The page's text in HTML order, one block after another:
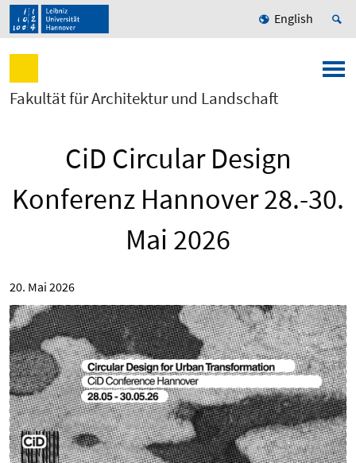
English
Fakultät für Architektur und Landschaft
CiD Circular Design
Konferenz Hannover 28.-30.
Mai 2026
20. Mai 2026